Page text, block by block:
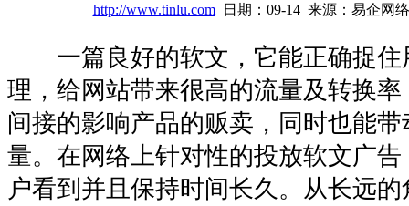
http://www.tinlu.com日期：09-14 来源：易企网
一篇良好的软文，它能正确捉住
理，给网站带来很高的流量及转换
间接的影响产品的贩卖，同时也能
量。在网络上针对性的投放软文广
户看到并且保持时间长久。从长远